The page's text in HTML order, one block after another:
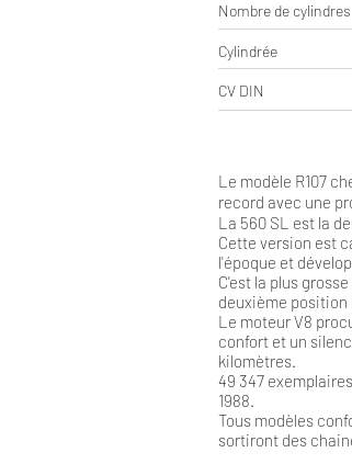
Nombre de cylindres
Cylindrée
CV DIN
Le modèle R107
record avec une
La 560 SL est la
Cette version est
l'époque et
C'est la plus
deuxième position
Le moteur V8
confort et un
kilomètres.
49 347
1988.
Tous modèles
sortiront des